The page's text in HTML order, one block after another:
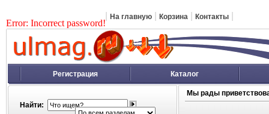
Error: Incorrect password!
На главную Корзина Контакты
Регистрация Каталог
Найти:
Мы рады